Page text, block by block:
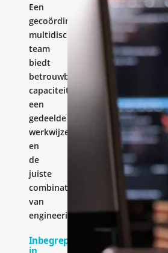
Een
gecoördineerd
multidisciplinair
team
biedt
betrouwbare
capaciteit,
een
gedeelde
werkwijze
en
de
juiste
combinatie
van
engineeringervaring.
Inbegrepen